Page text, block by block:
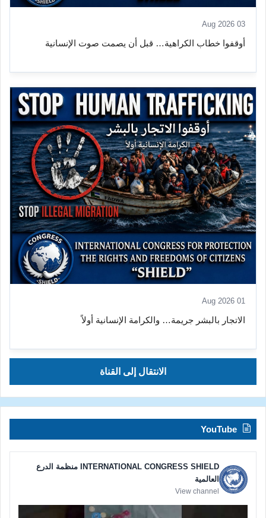
03 Aug 2026
أوقفوا خطاب الكراهية… قبل أن يصمت صوت الإنسانية
01 Aug 2026
الاتجار بالبشر جريمة… والكرامة الإنسانية أولاً
الانتقال إلى القناة
YouTube
INTERNATIONAL CONGRESS SHIELD منظمة الدرع
العالمية
View channel